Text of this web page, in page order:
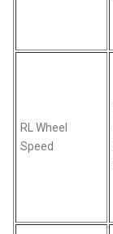
RL Wheel
Speed